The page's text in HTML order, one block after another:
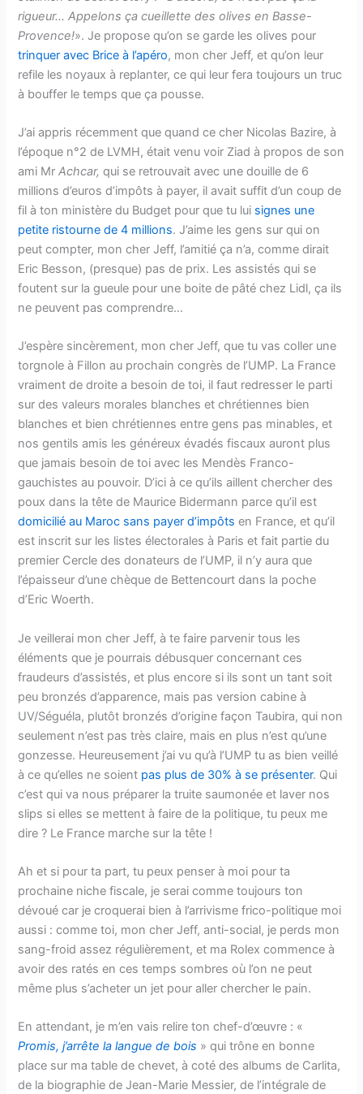
rigueur… Appelons ça cueillette des olives en Basse-
Provence!». Je propose qu’on se garde les olives pour
trinquer avec Brice à l’apéro, mon cher Jeff, et qu’on leur
refile les noyaux à replanter, ce qui leur fera toujours un truc
à bouffer le temps que ça pousse.
J’ai appris récemment que quand ce cher Nicolas Bazire, à
l’époque n°2 de LVMH, était venu voir Ziad à propos de son
ami MrAchcar, qui se retrouvait avec une douille de 6
millions d’euros d’impôts à payer, il avait suffit d’un coup de
fil à ton ministère du Budget pour que tu lui signes une
petite ristourne de 4 millions. J’aime les gens sur qui on
peut compter, mon cher Jeff, l’amitié ça n’a, comme dirait
Eric Besson, (presque) pas de prix. Les assistés qui se
foutent sur la gueule pour une boite de pâté chez Lidl, ça ils
ne peuvent pas comprendre…
J’espère sincèrement, mon cher Jeff, que tu vas coller une
torgnole à Fillon au prochain congrès de l’UMP. La France
vraiment de droite a besoin de toi, il faut redresser le parti
sur des valeurs morales blanches et chrétiennes bien
blanches et bien chrétiennes entre gens pas minables, et
nos gentils amis les généreux évadés fiscaux auront plus
que jamais besoin de toi avec les Mendès Franco-
gauchistes au pouvoir. D’ici à ce qu’ils aillent chercher des
poux dans la tête de Maurice Bidermann parce qu’il est
domicilié au Maroc sans payer d’impôts en France, et qu’il
est inscrit sur les listes électorales à Paris et fait partie du
premier Cercle des donateurs de l’UMP, il n’y aura que
l’épaisseur d’une chèque de Bettencourt dans la poche
d’Eric Woerth.
Je veillerai mon cher Jeff, à te faire parvenir tous les
éléments que je pourrais débusquer concernant ces
fraudeurs d’assistés, et plus encore si ils sont un tant soit
peu bronzés d’apparence, mais pas version cabine à
UV/Séguéla, plutôt bronzés d’origine façon Taubira, qui non
seulement n’est pas très claire, mais en plus n’est qu’une
gonzesse. Heureusement j’ai vu qu’à l’UMP tu as bien veillé
à ce qu’elles ne soient pas plus de 30% à se présenter. Qui
c’est qui va nous préparer la truite saumonée et laver nos
slips si elles se mettent à faire de la politique, tu peux me
dire ? Le France marche sur la tête !
Ah et si pour ta part, tu peux penser à moi pour ta
prochaine niche fiscale, je serai comme toujours ton
dévoué car je croquerai bien à l’arrivisme frico-politique moi
aussi : comme toi, mon cher Jeff, anti-social, je perds mon
sang-froid assez régulièrement, et ma Rolex commence à
avoir des ratés en ces temps sombres où l’on ne peut
même plus s’acheter un jet pour aller chercher le pain.
En attendant, je m’en vais relire ton chef-d’œuvre : «
Promis, j’arrête la langue de bois » qui trône en bonne
place sur ma table de chevet, à coté des albums de Carlita,
de la biographie de Jean-Marie Messier, de l’intégrale de